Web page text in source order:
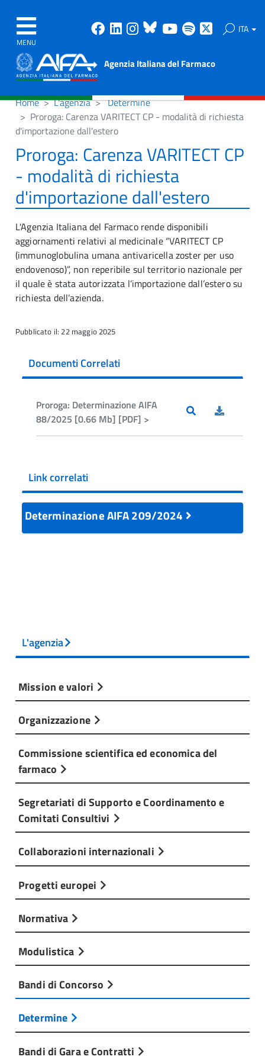
MENU
Facebook
Linkedin
Instagram
Bluesky
Youtube
Spotify ITA
Agenzia Italiana del Farmaco
Home L'agenzia
Determine
Proroga: Carenza VARITECT CP - modalità di richiesta
d'importazione dall'estero
Proroga: Carenza VARITECT CP
- modalità di richiesta
d'importazione dall'estero
L'Agenzia Italiana del Farmaco rende disponibili
aggiornamenti relativi al medicinale “VARITECT CP
(immunoglobulina umana antivaricella zoster per uso
endovenoso)”, non reperibile sul territorio nazionale per
il quale è stata autorizzata l’importazione dall’estero su
richiesta dell’azienda.
Pubblicato il: 22 maggio 2025
Documenti Correlati
Proroga: Determinazione AIFA
88/2025 [0.66 Mb] [PDF] >
Link correlati
Determinazione AIFA 209/2024
L'agenzia
Mission e valori
Organizzazione
Commissione scientifica ed economica del
farmaco
Segretariati di Supporto e Coordinamento e
Comitati Consultivi
Collaborazioni internazionali
Progetti europei
Normativa
Modulistica
Bandi di Concorso
Determine
Bandi di Gara e Contratti